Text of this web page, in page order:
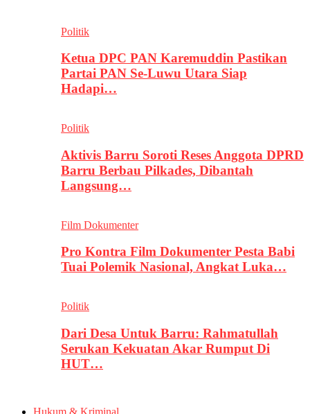
Politik
Ketua DPC PAN Karemuddin Pastikan
Partai PAN Se-Luwu Utara Siap
Hadapi…
Politik
Aktivis Barru Soroti Reses Anggota DPRD
Barru Berbau Pilkades, Dibantah
Langsung…
Film Dokumenter
Pro Kontra Film Dokumenter Pesta Babi
Tuai Polemik Nasional, Angkat Luka…
Politik
Dari Desa Untuk Barru: Rahmatullah
Serukan Kekuatan Akar Rumput Di
HUT…